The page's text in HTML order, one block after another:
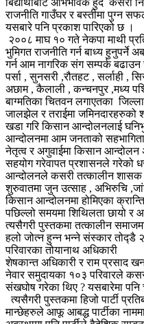
राजनीति गाउँघर र बस्तीमा पुग्न
यसबारे पनि प्रकाश पारिएको छ ।
२००८ माघ १० गते नेकपा माथी
भुमिगत राजनीति गर्न बाध्य हुनुपर्ने
गर्न आम नागरिक संग सम्पर्क बढाउन र
पर्सा , सुनसरी ,रौतहट , सर्लाही ,
अछाम , कैलाली , कन्चनपुर ,मध्य
बाग्मतिका चितवन लगाएतका
जालझेल र तराईमा जमिनदारहरुको
खडा गरि किसान आन्दोलनलाई
आन्दोलनमा आम जनताको
नेतृत्व र अगुवाईमा किसान आन्दोलन
सहयोग गरेवापत प्रशासनले गरेको
आन्दोलनले कसरी तत्कालीन शासक
शुरुवातमा जुन उत्साह , अभिरुचि
किसान आन्दोलनमा होमिएका
पछिल्लो समयमा शिथिलता छायो
त्यसैगरी पुस्तकमा तत्कालीन
हलो जोत्न हुन्न भन्ने संस्कार तोद्डै
परिवारका तोयानाथ अधिकारी
शेषकान्त अधिकारी र राम प्रसाद
नेवार समुदायका १०३ परिवारले
संखघोष गरेका थिए ? यसबारेमा पनि
त्यसैगरी पुस्तकमा हिजो पार्टी
मान्छेहरुले आफू आबद्ध पार्टीका